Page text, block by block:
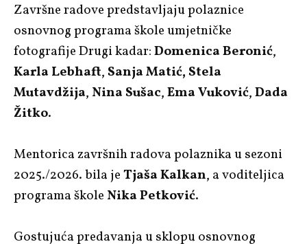
Završne radove predstavljaju polaznice
osnovnog programa škole umjetničke
fotografije Drugi kadar:Domenica Beronić,
Karla Lebhaft,Sanja Matić, Stela
Mutavdžija, Nina Sušac,Ema Vuković,Dada
Žitko.
Mentorica završnih radova polaznika u sezoni
2025./2026. bila jeTjaša Kalkan, a voditeljica
programa škole Nika Petković.
Gostujuća predavanja u sklopu osnovnog